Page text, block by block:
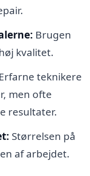
Brugen
kvalitet.
Erfarne teknikere
men ofte
resultater.
Størrelsen på
af arbejdet.